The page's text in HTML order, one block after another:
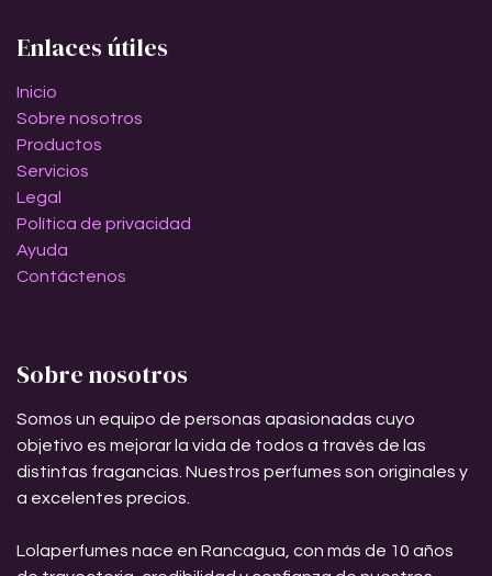
Enlaces útiles
Inicio
Sobre nosotros
Productos
Servicios
Legal
Política de privacidad
Ayuda
Contáctenos
Sobre nosotros
Somos un equipo de personas apasionadas cuyo
objetivo es mejorar la vida de todos a través de las
distintas fragancias. Nuestros perfumes son originales y
a excelentes precios.
Lolaperfumes nace en Rancagua, con más de 10 años